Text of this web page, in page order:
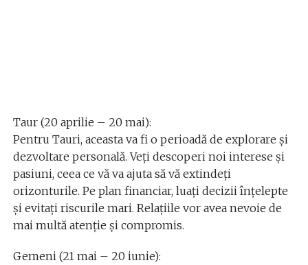
Taur (20 aprilie – 20 mai):
Pentru Tauri, aceasta va fi o perioadă de explorare și
dezvoltare personală. Veți descoperi noi interese și
pasiuni, ceea ce vă va ajuta să vă extindeți
orizonturile. Pe plan financiar, luați decizii înțelepte
și evitați riscurile mari. Relațiile vor avea nevoie de
mai multă atenție și compromis.
Gemeni (21 mai – 20 iunie):